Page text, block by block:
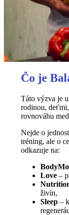
Čo je
Táto výzva je
rodinou,
rovnováhu
Nejde o
tréning, ale o
odkazuje na:
Love–
živín,
Sleep–